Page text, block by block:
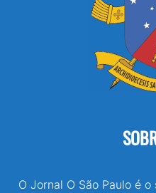
O Jornal O São Paulo é